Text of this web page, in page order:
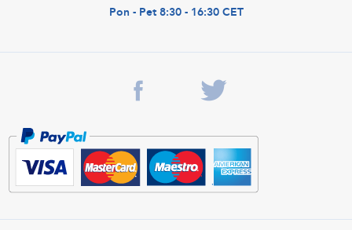
Pon - Pet 8:30 - 16:30 CET